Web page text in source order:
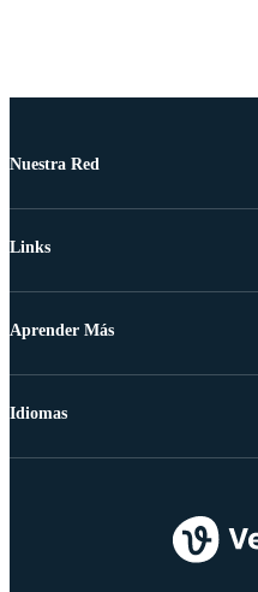
Nuestra Red
Links
Aprender Más
Idiomas